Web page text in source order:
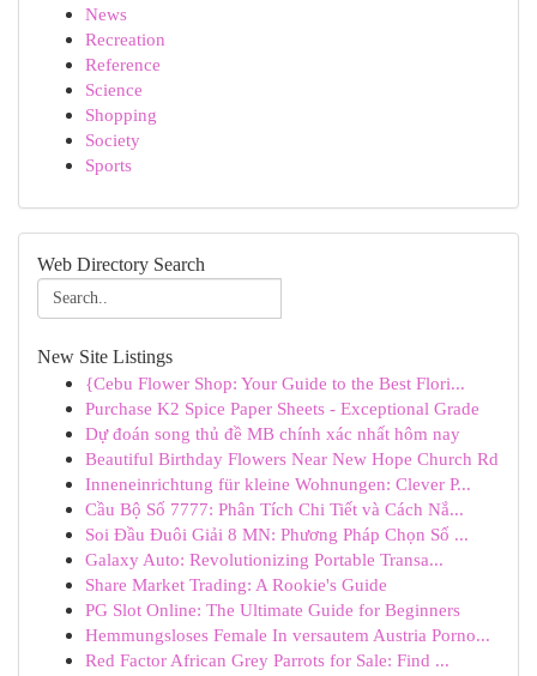
News
Recreation
Reference
Science
Shopping
Society
Sports
Web Directory Search
New Site Listings
{Cebu Flower Shop: Your Guide to the Best Flori...
Purchase K2 Spice Paper Sheets - Exceptional Grade
Dự đoán song thủ đề MB chính xác nhất hôm nay
Beautiful Birthday Flowers Near New Hope Church Rd
Inneneinrichtung für kleine Wohnungen: Clever P...
Cầu Bộ Số 7777: Phân Tích Chi Tiết và Cách Nắ...
Soi Đầu Đuôi Giải 8 MN: Phương Pháp Chọn Số ...
Galaxy Auto: Revolutionizing Portable Transa...
Share Market Trading: A Rookie's Guide
PG Slot Online: The Ultimate Guide for Beginners
Hemmungsloses Female In versautem Austria Porno...
Red Factor African Grey Parrots for Sale: Find ...